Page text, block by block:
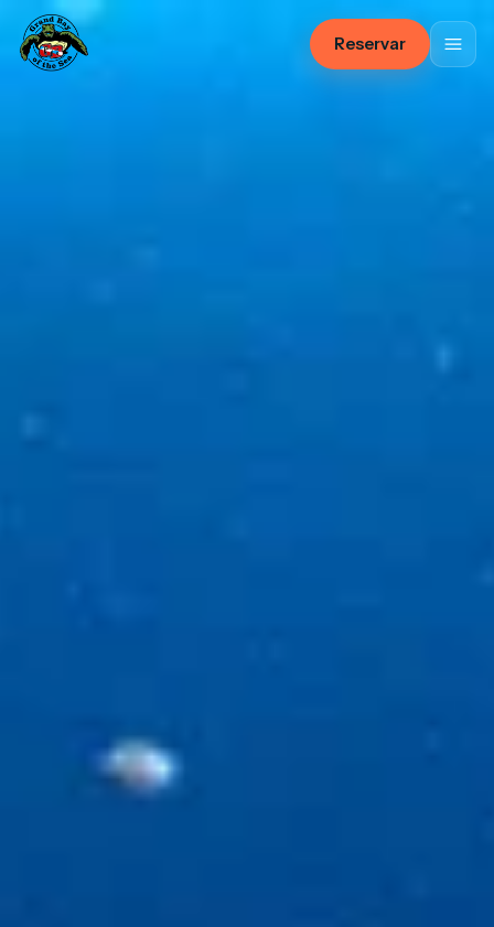
Reservar